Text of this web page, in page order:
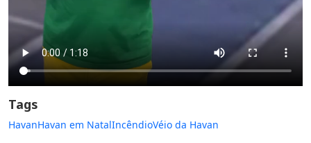
Tags
HavanHavan em NatalIncêndioVéio da Havan